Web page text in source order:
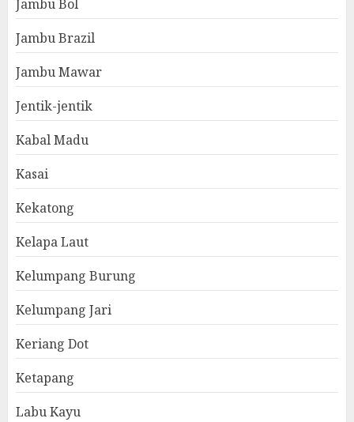
Jambu Bol
Jambu Brazil
Jambu Mawar
Jentik-jentik
Kabal Madu
Kasai
Kekatong
Kelapa Laut
Kelumpang Burung
Kelumpang Jari
Keriang Dot
Ketapang
Labu Kayu